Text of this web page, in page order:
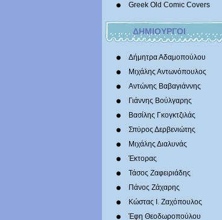
Greek Old Comic Covers
ΔΗΜΙΟΥΡΓΟΙ
Δήμητρα Αδαμοπούλου
Μιχάλης Αντωνόπουλος
Αντώνης Βαβαγιάννης
Γιάννης Βούλγαρης
Βασίλης Γκογκτζιλάς
Σπύρος Δερβενιώτης
Mιχάλης Διαλυνάς
Έκτορας
Τάσος Ζαφειριάδης
Πάνος Ζάχαρης
Κώστας Ι. Ζαχόπουλoς
Έφη Θεοδωροπούλου